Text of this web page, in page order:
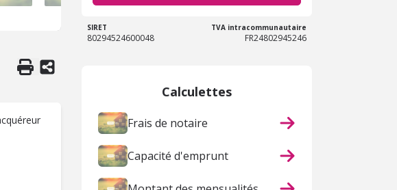
SIRET
80294524600048
TVA intracommunautaire
FR24802945246
Calculettes
Frais de notaire
Capacité d'emprunt